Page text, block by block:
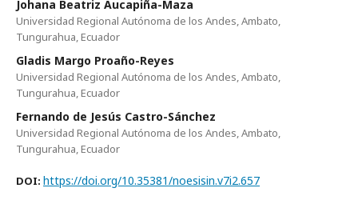
Johana Beatriz Aucapiña-Maza
Universidad Regional Autónoma de los Andes, Ambato,
Tungurahua, Ecuador
Gladis Margo Proaño-Reyes
Universidad Regional Autónoma de los Andes, Ambato,
Tungurahua, Ecuador
Fernando de Jesús Castro-Sánchez
Universidad Regional Autónoma de los Andes, Ambato,
Tungurahua, Ecuador
DOI: https://doi.org/10.35381/noesisin.v7i2.657